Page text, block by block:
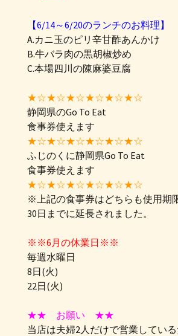
【6/14～6/20のランチのお料理】
A.カニ玉のピリ辛甘酢あんかけ
B.牛バラ肉の黒胡椒炒め
C.本場四川の陳麻婆豆腐
★☆★☆★☆★☆★☆★☆
静岡県のGo To Eat
食事券使えます
★☆★☆★☆★☆★☆★☆
ふじのくに静岡県Go To Eat
食事券使えます
★☆★☆★☆★☆★☆★☆
※上記の食事券はどちらも使用期
30日までに延長されました。
※※6月の休業日※※
毎週水曜日
8日(火)
22日(火)
★★ お願い ★★
当店は夫婦2人だけで営業してい